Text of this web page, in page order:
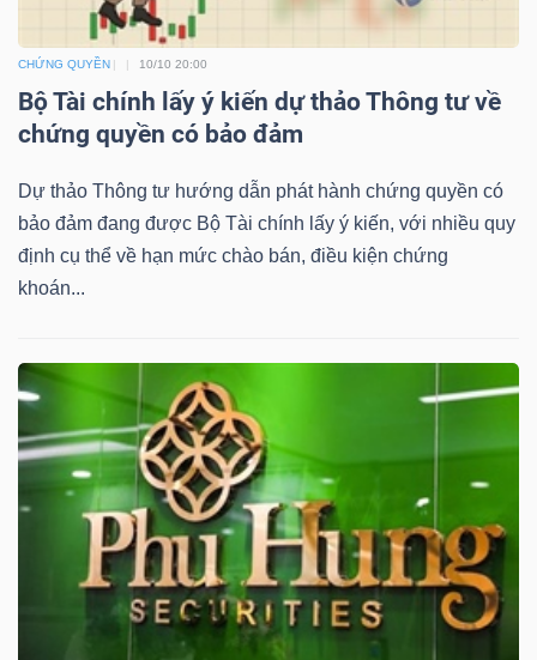
CHỨNG QUYỀN 10/10 20:00
Bộ Tài chính lấy ý kiến dự thảo Thông tư về
chứng quyền có bảo đảm
Dự thảo Thông tư hướng dẫn phát hành chứng quyền có
bảo đảm đang được Bộ Tài chính lấy ý kiến, với nhiều quy
định cụ thể về hạn mức chào bán, điều kiện chứng
khoán...
DÙNG
THIẾT
YẾU
SÓC
SỨC